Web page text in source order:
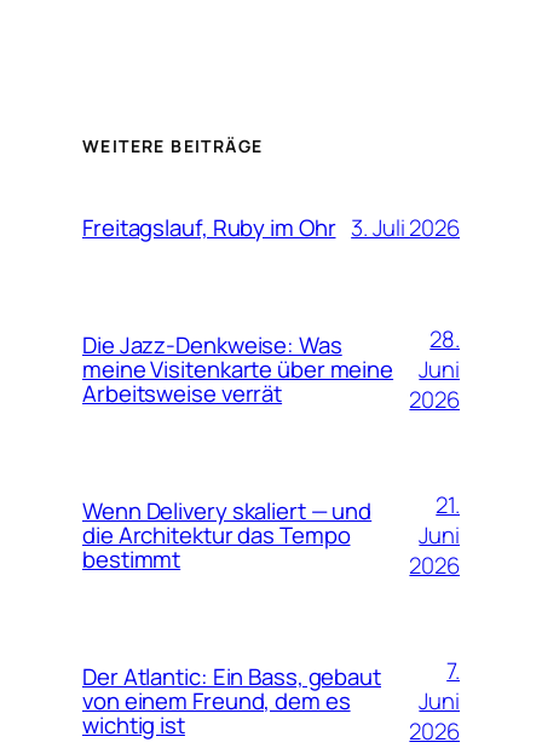
WEITERE BEITRÄGE
Freitagslauf, Ruby im Ohr 3. Juli 2026
Die Jazz-Denkweise: Was
meine Visitenkarte über meine
Arbeitsweise verrät
28.
Juni
2026
Wenn Delivery skaliert — und
die Architektur das Tempo
bestimmt
21.
Juni
2026
Der Atlantic: Ein Bass, gebaut
von einem Freund, dem es
wichtig ist
7.
Juni
2026